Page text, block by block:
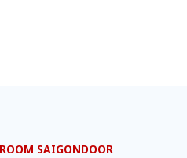
SAIGONDOOR